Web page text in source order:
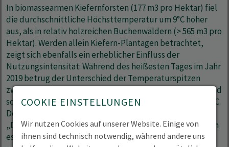
In biomassearmen Kiefernforsten (177 m3 pro Hektar) fiel
die durchschnittliche Höchsttemperatur um 9°C höher
aus, als in relativ holzreichen Buchenwäldern (> 565 m3 pro
Hektar). Werden allein Kiefern-Plantagen betrachtet,
zeigt sich ebenfalls ein erheblicher Einfluss der
Nutzungsintensität: Während des heißesten Tages im Jahr
2019 betrug der Unterschied der Temperaturspitzen
zwischen jenen mit relativ dichtem Kronendach (72 %) und
solchen mit einem besonders offenen (46 %) mehr als 13°C.
Der Projektleiter Prof. Dr. Pierre Ibisch fasst zusammen:
„Die Schlussfolgerung ist, dass Waldbewirtschafter*innen
es also im Klimawandel ein Stück weit in der Hand haben,
COOKIE EINSTELLUNGEN
Wir nutzen Cookies auf unserer Website. Einige von
ihnen sind technisch notwendig, während andere uns